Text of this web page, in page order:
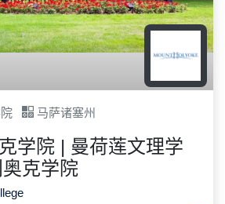
马萨诸塞州
学院 | 曼荷莲文理学
克学院